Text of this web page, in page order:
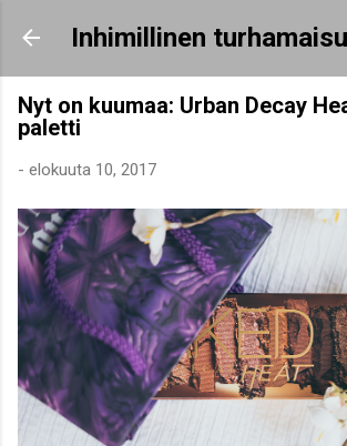
Siirry pääsisältöön
Inhimillinen
Nyt on kuumaa: Urban Decay
paletti
- elokuuta 10, 2017